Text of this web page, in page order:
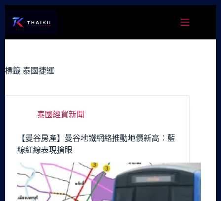
容
標籤 泰國捷運
泰國經貿新聞
【曼谷房產】曼谷地鐵網絡推動地價新高：藍
線紅線表現搶眼